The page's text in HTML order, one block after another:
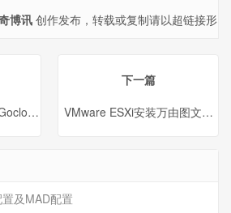
博讯 创作发布，转载或复制请以超链接形
SX1200 X86软路由
下一篇
VMware ESXi安装万由图文教程
及MAD配置